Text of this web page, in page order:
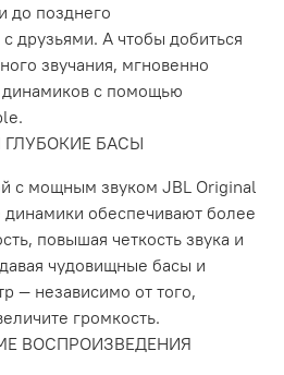
до позднего
друзьями. А чтобы добиться
звучания, мгновенно
с помощью
БАСЫ
с мощным звуком JBL Original
обеспечивают более
повышая четкость звука и
чудовищные басы и
— независимо от того,
громкость.
ВОСПРОИЗВЕДЕНИЯ